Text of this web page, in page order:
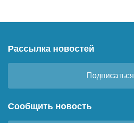
Рассылка новостей
Подписаться
Сообщить новость